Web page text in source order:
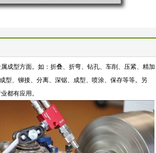
成型方面。如：折叠、折弯、钻孔、车削、压紧、精加
、铆接、分离、深锯、成型、喷涂、保存等等。 另
都有应用。